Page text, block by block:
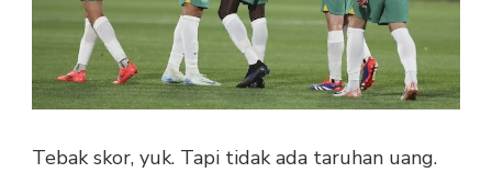
Tebak skor, yuk. Tapi tidak ada taruhan uang.